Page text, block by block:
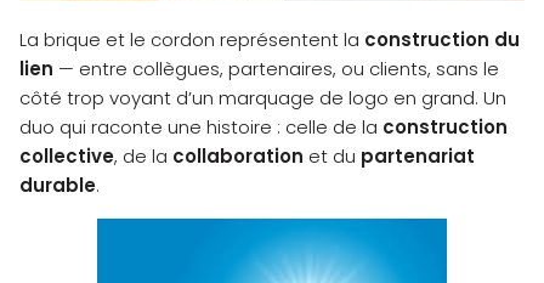
La brique et le cordon représentent la construction du
lien — entre collègues, partenaires, ou clients, sans le
côté trop voyant d’un marquage de logo en grand. Un
duo qui raconte une histoire : celle de la construction
collective, de la collaboration et du partenariat
durable.